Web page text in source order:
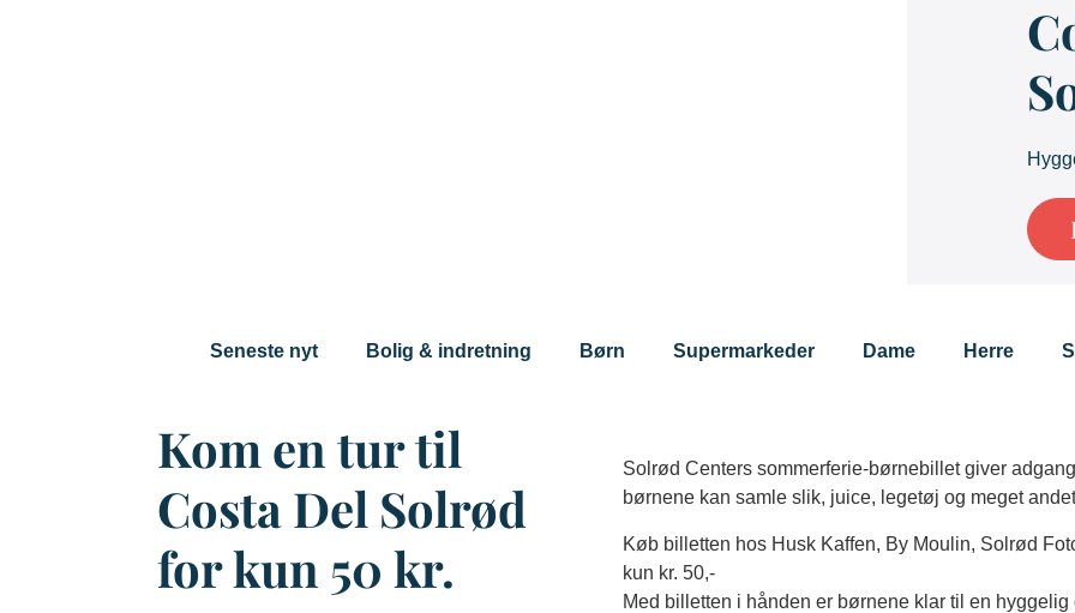
Seneste nyt Bolig & indretning Børn Supermarkeder Dame Herre
Kom en tur til
Costa Del Solrød
for kun 50 kr.
Solrød Centers sommerferie-børnebillet giver
børnene kan samle slik, juice, legetøj og meget
Køb billetten hos Husk Kaffen, By Moulin, Solrød
kun kr. 50,-
Med billetten i hånden er børnene klar til en